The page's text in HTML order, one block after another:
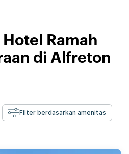
Ramah
di Alfreton
Filter berdasarkan amenitas